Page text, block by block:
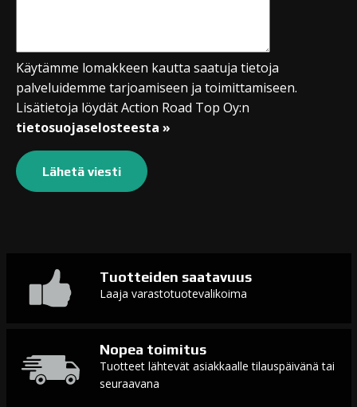
Käytämme lomakkeen kautta saatuja tietoja
palveluidemme tarjoamiseen ja toimittamiseen.
Lisätietoja löydät Action Road Top Oy:n
tietosuojaselosteesta »
Tuotteiden saatavuus
Laaja varastotuotevalikoima
Nopea toimitus
Tuotteet lähtevät asiakkaalle tilauspäivänä tai
seuraavana